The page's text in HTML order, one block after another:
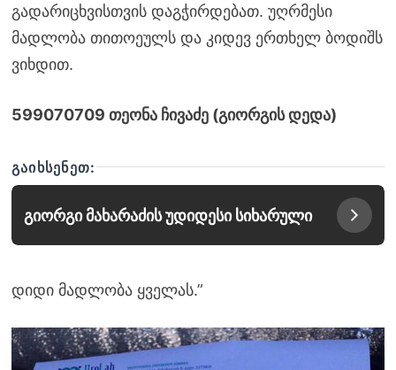
გადარიცხვისთვის დაგჭირდებათ. უღრმესი
მადლობა თითოეულს და კიდევ ერთხელ ბოდიშს
ვიხდით.
599070709 თეონა ჩივაძე (გიორგის დედა)
ᲒᲐᲘᲮᲡᲔᲜᲔᲗ:
გიორგი მახარაძის უდიდესი სიხარული
დიდი მადლობა ყველას.”